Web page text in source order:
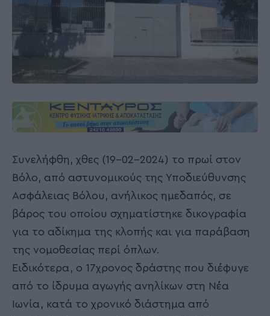
Συνελήφθη, χθες (19-02-2024) το πρωί στον
Βόλο, από αστυνομικούς της Υποδιεύθυνσης
Ασφάλειας Βόλου, ανήλικος ημεδαπός, σε
βάρος του οποίου σχηματίστηκε δικογραφία
για το αδίκημα της κλοπής και για παράβαση
της νομοθεσίας περί όπλων.
Ειδικότερα, ο 17χρονος δράστης που διέφυγε
από το ίδρυμα αγωγής ανηλίκων στη Νέα
Ιωνία, κατά το χρονικό διάστημα από